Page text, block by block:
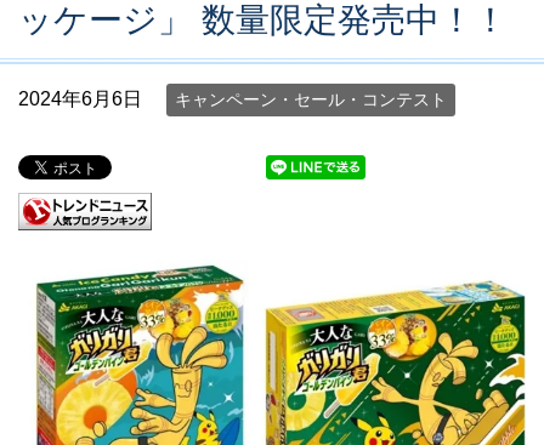
ッケージ」 数量限定発売中！！
2024年6月6日 キャンペーン・セール・コンテスト